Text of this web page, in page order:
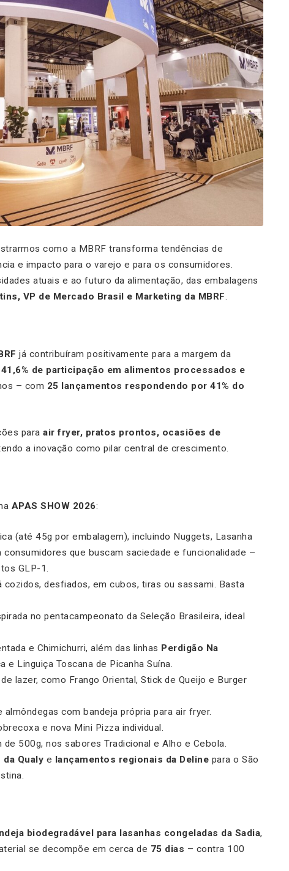
como a MBRF transforma tendências de
e impacto para o varejo e para os consumidores.
atuais e ao futuro da alimentação, das embalagens
VP de Mercado Brasil e Marketing da MBRF.
já contribuíram positivamente para a margem da
41,6% de participação em alimentos processados e
– com 25 lançamentos respondendo por 41% do
para air fryer, pratos prontos, ocasiões de
a inovação como pilar central de crescimento.
APAS SHOW 2026:
(até 45g por embalagem), incluindo Nuggets, Lasanha
consumidores que buscam saciedade e funcionalidade –
GLP-1.
cozidos, desfiados, em cubos, tiras ou sassami. Basta
no pentacampeonato da Seleção Brasileira, ideal
e Chimichurri, além das linhas Perdigão Na
e Linguiça Toscana de Picanha Suína.
lazer, como Frango Oriental, Stick de Queijo e Burger
com bandeja própria para air fryer.
e nova Mini Pizza individual.
500g, nos sabores Tradicional e Alho e Cebola.
Qualy e lançamentos regionais da Deline para o São
biodegradável para lasanhas congeladas da Sadia,
se decompõe em cerca de 75 dias – contra 100